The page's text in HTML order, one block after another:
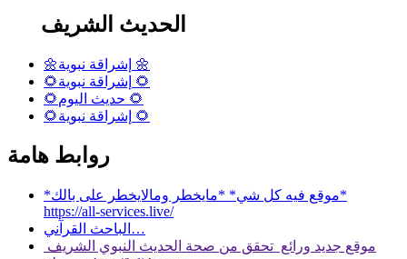
الحديث الشريف
🌼إشراقة نبوية 🌼
🌻إشراقة نبوية 🌻
🌻حديث اليوم 🌻
🌻إشراقة نبوية 🌻
روابط هامة
*موقع فيه كل شي* *مايخطر ومالايخطر على بالك*
https://all-services.live/
الباحث القرآني…
موقع جديد ورائع تحقق من صحة الحديث النبوي الشريف